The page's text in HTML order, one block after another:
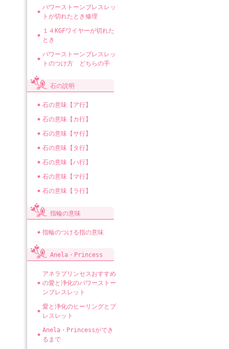
パワーストーンブレスレッ
トが切れたとき修理
１４KGFワイヤーが切れた
とき
パワーストーンブレスレッ
トのつけ方 どちらの手
石の説明
石の意味【ア行】
石の意味【カ行】
石の意味【サ行】
石の意味【タ行】
石の意味【ハ行】
石の意味【マ行】
石の意味【ラ行】
指輪の意味
指輪のつける指の意味
Anela・Princess
アネラプリンセスおすすめ
の愛と浄化のパワーストー
ンブレスレット
愛と浄化のヒーリングとブ
レスレット
Anela・Princessができ
るまで